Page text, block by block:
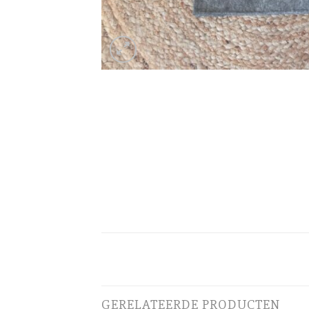
GERELATEERDE PRODUCTEN